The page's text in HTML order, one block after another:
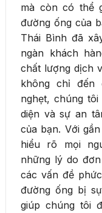
mà còn có thể
đường ống của
Thái Bình đã
ngàn khách
chất lượng dịch
không chỉ đến
nghẹt, chúng
diện và sự an
của bạn. Với
hiểu rõ mọi
những lý do
các vấn đề
đường ống bị
giúp chúng tôi